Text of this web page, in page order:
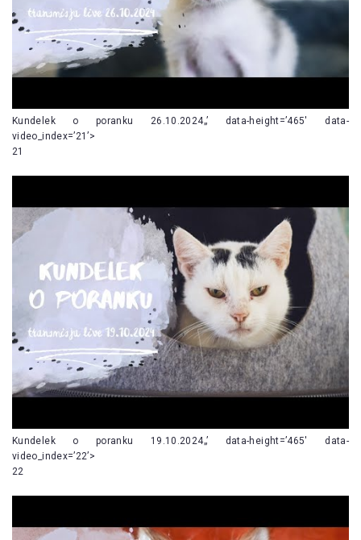
Kundelek o poranku 26.10.2024„’ data-height=’465′ data-
video_index=’21’>
21
Kundelek o poranku 19.10.2024„’ data-height=’465′ data-
video_index=’22’>
22